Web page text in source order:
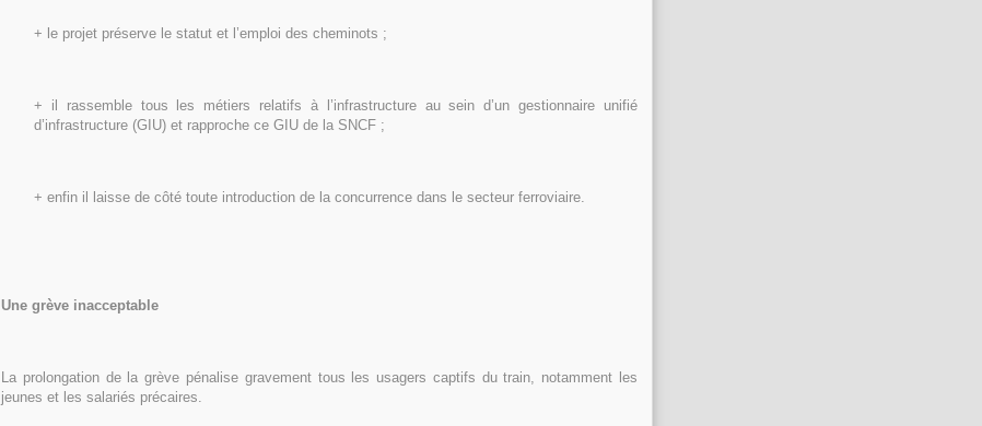
+ le projet préserve le statut et l’emploi des cheminots ;
+ il rassemble tous les métiers relatifs à l’infrastructure au sein d’un gestionnaire unifié
d’infrastructure (GIU) et rapproche ce GIU de la SNCF ;
+ enfin il laisse de côté toute introduction de la concurrence dans le secteur ferroviaire.
Une grève inacceptable
La prolongation de la grève pénalise gravement tous les usagers captifs du train, notamment les
jeunes et les salariés précaires.